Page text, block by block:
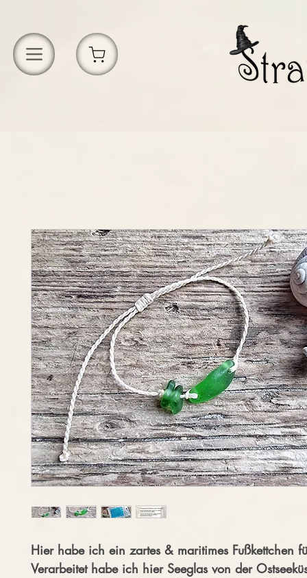
Hier habe ich ein zartes & maritimes Fußkettchen
Verarbeitet habe ich hier Seeglas von der